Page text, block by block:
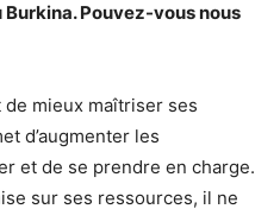
Pouvez-vous nous
de mieux maîtriser ses
d’augmenter les
et de se prendre en charge.
sur ses ressources, il ne